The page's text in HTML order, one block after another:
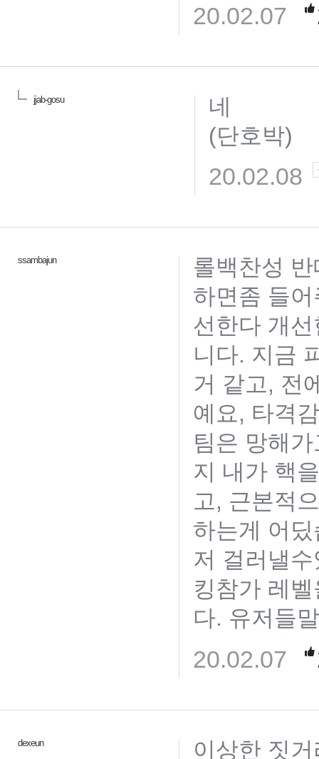
20.02.07
jjab-gosu
네
(단호박)
20.02.08
ssambajun
롤백찬성
하면좀 들
선한다 개
니다. 지금
거 같고, 전
예요, 타격
팀은 망해
지 내가 핵
고, 근본적
하는게 어
저 걸러낼
킹참가 레
다. 유저들
20.02.07
dexeun 이상한 짓